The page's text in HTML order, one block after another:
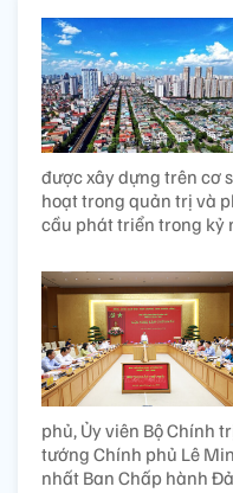
được xây dựng trên cơ
hoạt trong quản trị và
cầu phát triển trong kỷ
phủ, Ủy viên Bộ Chính
tướng Chính phủ Lê
nhất Ban Chấp hành